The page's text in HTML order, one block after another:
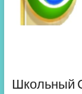
Школьный